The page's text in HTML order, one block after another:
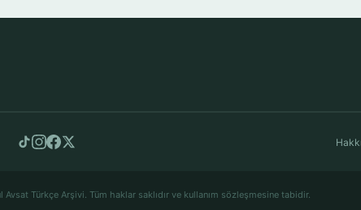
Avsat Türkçe Arşivi. Tüm haklar saklıdır ve kullanım sözleşmesine tabidir.